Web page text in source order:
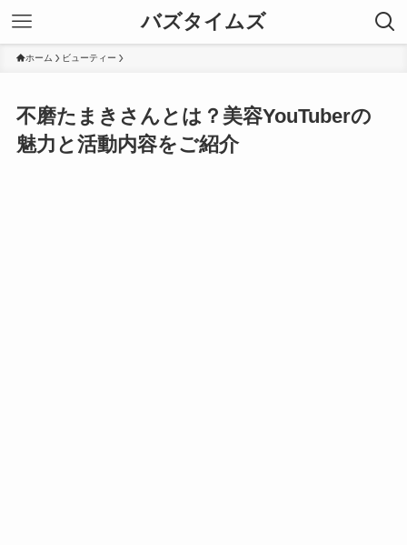
バズタイムズ
ホーム ビューティー
不磨たまきさんとは？美容YouTuberの
魅力と活動内容をご紹介